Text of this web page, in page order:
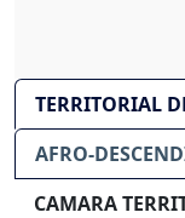
TERRITORIAL
AFRO-
CAMARA